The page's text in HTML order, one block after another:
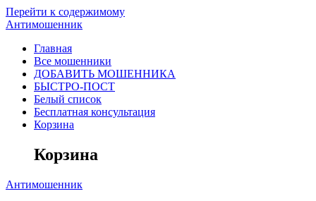
Перейти к содержимому
Антимошенник
Главная
Все мошенники
ДОБАВИТЬ МОШЕННИКА
БЫСТРО-ПОСТ
Белый список
Бесплатная консультация
Корзина
Корзина
Антимошенник